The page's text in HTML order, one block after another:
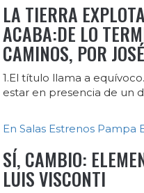
LA TIERRA
ACABA:DE LO
CAMINOS, POR
1.El título llama a
estar en presencia de un
En Salas Estrenos Pampa
SÍ, CAMBIO:
LUIS VISCONTI